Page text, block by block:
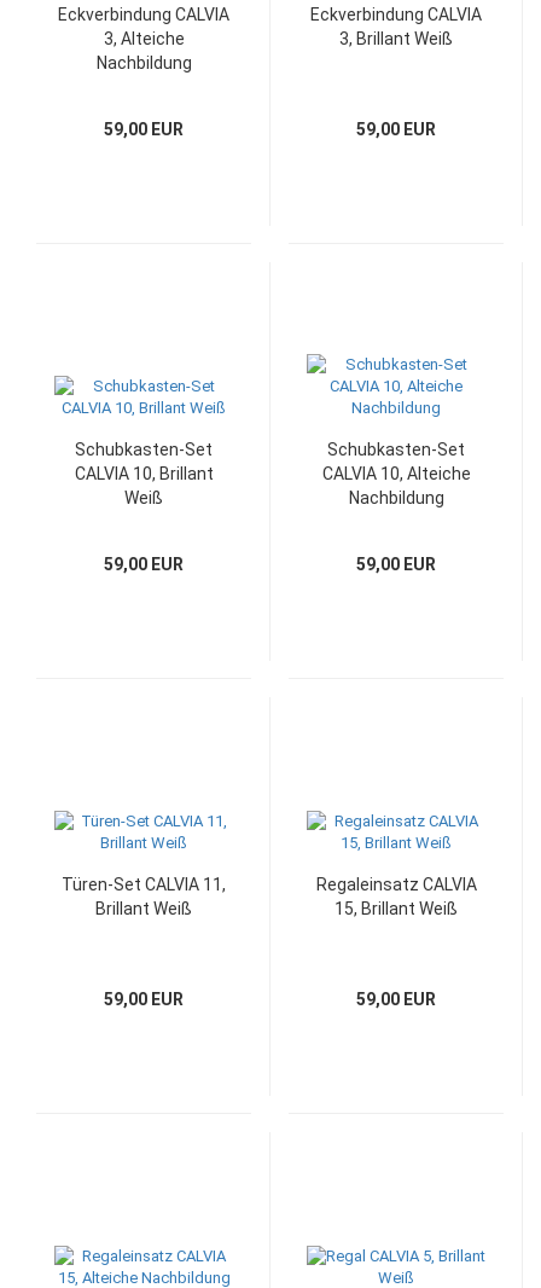
Eckverbindung CALVIA
3, Alteiche
Nachbildung
59,00 EUR
Eckverbindung CALVIA
3, Brillant Weiß
59,00 EUR
Schubkasten-Set
CALVIA 10, Brillant
Weiß
59,00 EUR
Schubkasten-Set
CALVIA 10, Alteiche
Nachbildung
59,00 EUR
Türen-Set CALVIA 11,
Brillant Weiß
59,00 EUR
Regaleinsatz CALVIA
15, Brillant Weiß
59,00 EUR